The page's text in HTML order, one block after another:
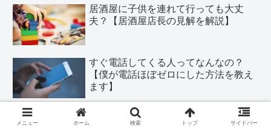
居酒屋に子供を連れて行っても大丈
夫？【居酒屋店長の見解を解説】
すぐ電話してくる人ってなんなの？
【僕が電話ほぼゼロにした方法を教え
ます】
メニュー ホーム 検索 トップ サイドバー